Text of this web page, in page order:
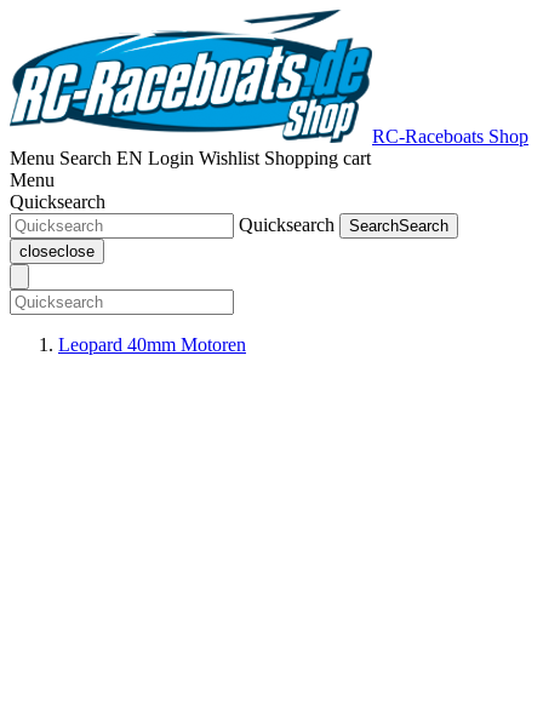
RC-Raceboats Shop
Menu Search EN Login Wishlist Shopping cart
Menu
Quicksearch
Quicksearch
SearchSearch
closeclose
Leopard 40mm Motoren